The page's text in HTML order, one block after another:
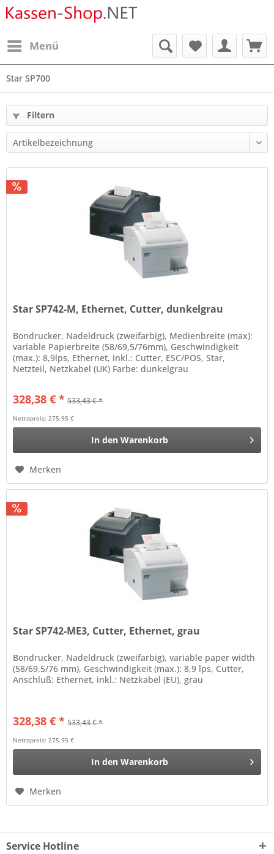
Menü
Star SP700
Filtern
Star SP742-M, Ethernet, Cutter, dunkelgrau
Bondrucker, Nadeldruck (zweifarbig), Medienbreite (max):
variable Papierbreite (58/69,5/76mm), Geschwindigkeit
(max.): 8,9lps, Ethernet, inkl.: Cutter, ESC/POS, Star,
Netzteil, Netzkabel (UK) Farbe: dunkelgrau
328,38 € * 533,43 € *
Nettopreis: 275,95 €
In den Warenkorb
Merken
Star SP742-ME3, Cutter, Ethernet, grau
Bondrucker, Nadeldruck (zweifarbig), variable paper width
(58/69,5/76 mm), Geschwindigkeit (max.): 8,9 lps, Cutter,
Anschluß: Ethernet, inkl.: Netzkabel (EU), grau
328,38 € * 533,43 € *
Nettopreis: 275,95 €
In den Warenkorb
Merken
Service Hotline